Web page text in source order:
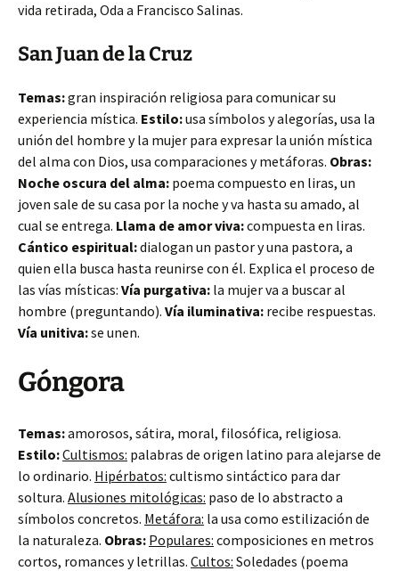
vida retirada, Oda a Francisco Salinas.
San Juan de la Cruz
Temas:gran inspiración religiosa para comunicar su
experiencia mística. Estilo:usa símbolos y alegorías, usa la
unión del hombre y la mujer para expresar la unión mística
del alma con Dios, usa comparaciones y metáforas. Obras:
Noche oscura del alma: poema compuesto en liras, un
joven sale de su casa por la noche y va hasta su amado, al
cual se entrega. Llama de amor viva:compuesta en liras.
Cántico espiritual:dialogan un pastor y una pastora, a
quien ella busca hasta reunirse con él. Explica el proceso de
las vías místicas: Vía purgativa: la mujer va a buscar al
hombre (preguntando). Vía iluminativa: recibe respuestas.
Vía unitiva:se unen.
Góngora
Temas:amorosos, sátira, moral, filosófica, religiosa.
Estilo:Cultismos: palabras de origen latino para alejarse de
lo ordinario. Hipérbatos: cultismo sintáctico para dar
soltura. Alusiones mitológicas: paso de lo abstracto a
símbolos concretos. Metáfora: la usa como estilización de
la naturaleza. Obras: Populares: composiciones en metros
cortos, romances y letrillas. Cultos: Soledades (poema